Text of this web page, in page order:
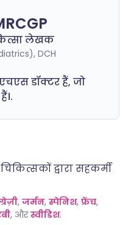
लेखक
DCH
डॉक्टर हैं, जो
द्वारा सहकर्मी
, जर्मन, स्पेनिश, फ्रेंच,
, औरस्वीडिश.